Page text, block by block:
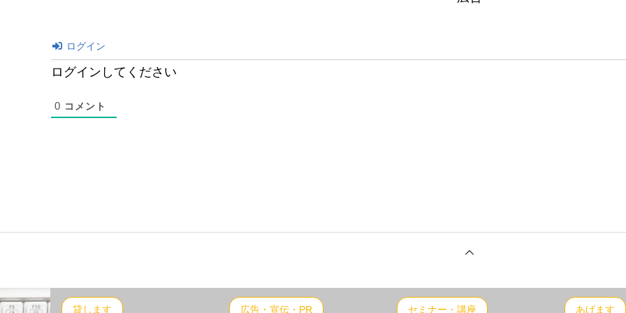
ログイン
ログインしてください
0 コメント
貸します 広告・宣伝・PR セミナー・講座 あげます